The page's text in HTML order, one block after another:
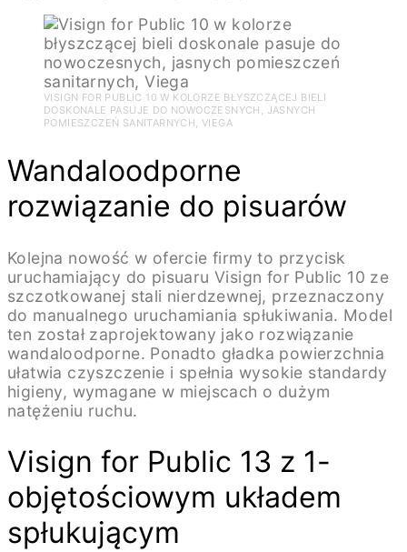
VISIGN FOR PUBLIC 10 W KOLORZE BŁYSZCZĄCEJ BIELI
DOSKONALE PASUJE DO NOWOCZESNYCH, JASNYCH
POMIESZCZEŃ SANITARNYCH, VIEGA
Wandaloodporne
rozwiązanie do pisuarów
Kolejna nowość w ofercie firmy to przycisk
uruchamiający do pisuaru Visign for Public 10 ze
szczotkowanej stali nierdzewnej, przeznaczony
do manualnego uruchamiania spłukiwania. Model
ten został zaprojektowany jako rozwiązanie
wandaloodporne. Ponadto gładka powierzchnia
ułatwia czyszczenie i spełnia wysokie standardy
higieny, wymagane w miejscach o dużym
natężeniu ruchu.
Visign for Public 13 z 1-
objętościowym układem
spłukującym